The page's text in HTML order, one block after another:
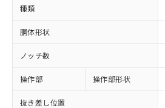
種類
胴体形状
ノッチ数
操作部 操作部形状
抜き差し位置